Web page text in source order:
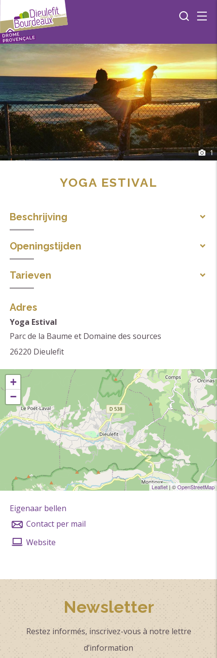
1
YOGA ESTIVAL
Beschrijving
Frans
Thema's
Yoga
Openingstijden
Van 09/07 tot en met 21/08/2026 iedere dag van 18.30
tot 19.30 u.
Tarieven
Adres
Yoga Estival
Parc de la Baume et Domaine des sources
26220 Dieulefit
+
−
Leaflet | ©OpenStreetMap
Eigenaar bellen
Contact per mail
Website
Newsletter
Restez informés, inscrivez-vous à notre lettre
d’information